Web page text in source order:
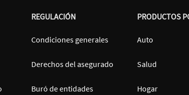
REGULACIÓN
Condiciones generales
Derechos del asegurado
Buró de entidades
PRODUCTOS
Auto
Salud
Hogar